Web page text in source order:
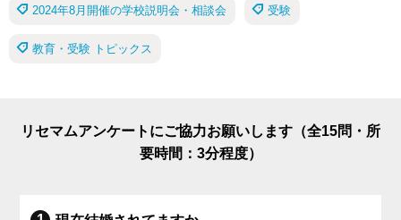
2024年8月開催の学校説明会・相談会 受験
教育・受験 トピックス
リセマムアンケートにご協力お願いします（全15問・所
要時間：3分程度）